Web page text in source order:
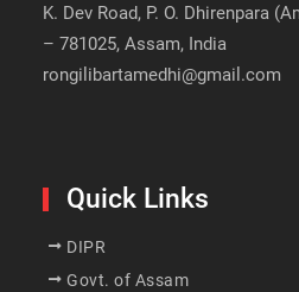
K. Dev Road, P. O. Dhirenpara
– 781025, Assam, India
rongilibartamedhi@gmail.com
Quick Links
DIPR
Govt. of Assam